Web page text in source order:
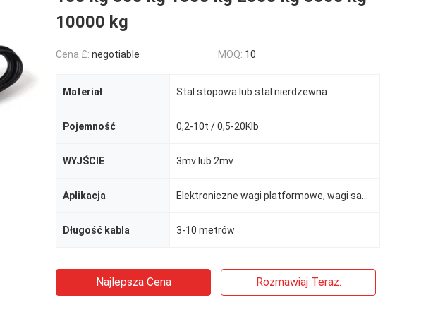
10000 kg
Cena £: negotiable MOQ: 10
Materiał Stal stopowa lub stal nierdzewna
Pojemność 0,2-10t / 0,5-20Klb
WYJŚCIE 3mv lub 2mv
Aplikacja
Długość kabla 3-10 metrów
Najlepsza Cena Rozmawiaj Teraz.